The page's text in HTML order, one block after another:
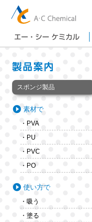
スポンジ製品
素材で
・PVA
・PU
・PVC
・PO
使い方で
・吸う
・塗る